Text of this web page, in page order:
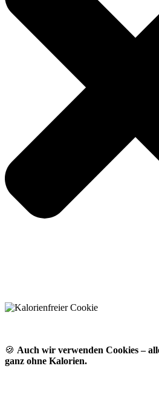
🍪 Auch wir verwenden Cookies –
ganz ohne Kalorien.